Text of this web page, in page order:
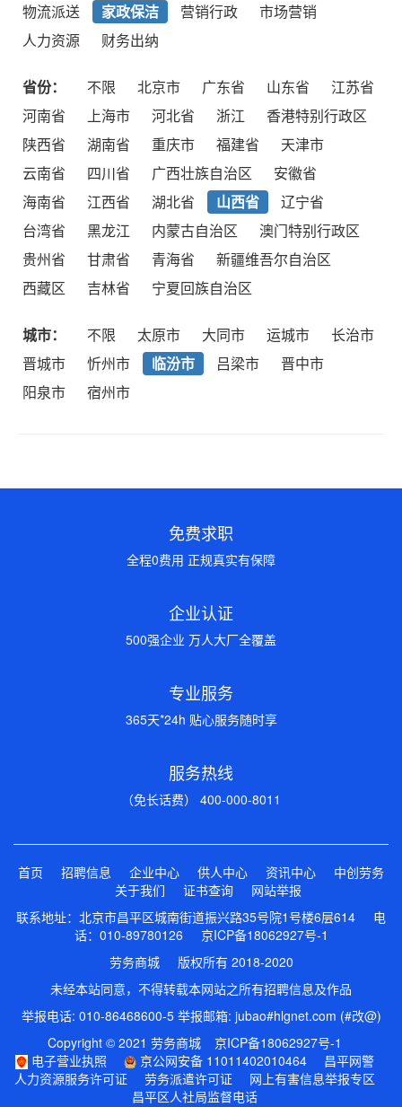
物流派送
家政保洁 营销行政
市场营销
人力资源
财务出纳
省份： 不限 北京市 广东省 山东省
江苏省
河南省
上海市 河北省 浙江
香港特别行政区
陕西省
湖南省 重庆市 福建省
天津市
云南省
四川省 广西壮族自治区
安徽省
海南省
江西省 湖北省 山西省
辽宁省
台湾省
黑龙江 内蒙古自治区
澳门特别行政区
贵州省
甘肃省 青海省
新疆维吾尔自治区
西藏区
吉林省 宁夏回族自治区
城市： 不限 太原市 大同市 运城市
长治市
晋城市
忻州市 临汾市 吕梁市
晋中市
阳泉市
宿州市
免费求职
全程0费用 正规真实有保障
企业认证
500强企业 万人大厂全覆盖
专业服务
365天*24h 贴心服务随时享
服务热线
（免长话费） 400-000-8011
首页 招聘信息 企业中心 供人中心 资讯中心
中创劳务
关于我们
证书查询
网站举报
联系地址：北京市昌平区城南街道振兴路35号院1号楼6层614 电
话：010-89780126 京ICP备18062927号-1
劳务商城 版权所有 2018-2020
未经本站同意，不得转载本网站之所有招聘信息及作品
举报电话: 010-86468600-5 举报邮箱: jubao#hlgnet.com (#改@)
Copyright © 2021 劳务商城
京ICP备18062927号-1
电子营业执照
京公网安备 11011402010464
昌平网警
人力资源服务许可证
劳务派遣许可证
网上有害信息举报专区
昌平区人社局监督电话